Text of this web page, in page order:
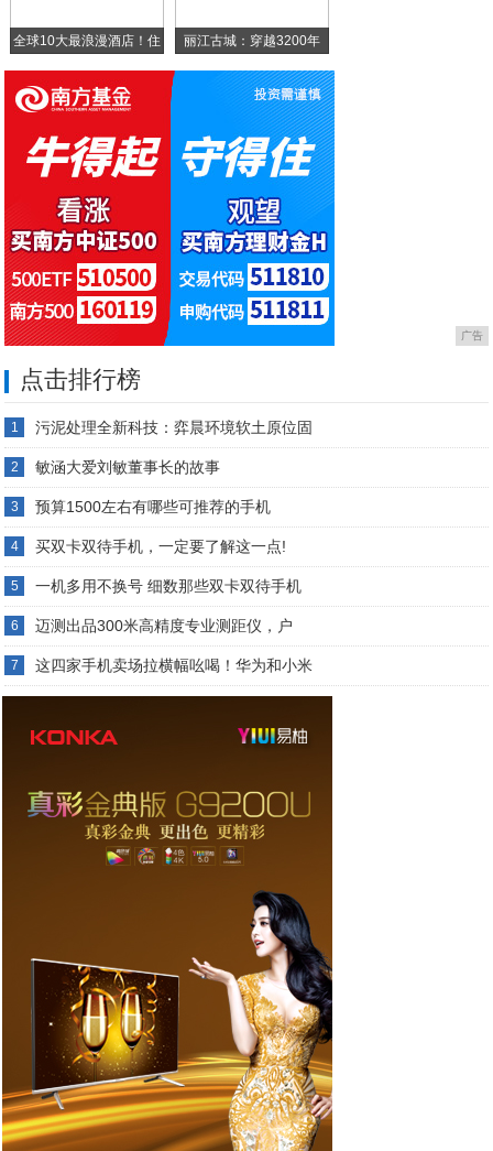
全球10大最浪漫酒店！住 丽江古城：穿越3200年
广告
点击排行榜
1 污泥处理全新科技：弈晨环境软土原位固
2 敏涵大爱刘敏董事长的故事
3 预算1500左右有哪些可推荐的手机
4 买双卡双待手机，一定要了解这一点!
5 一机多用不换号 细数那些双卡双待手机
6 迈测出品300米高精度专业测距仪，户
7 这四家手机卖场拉横幅吆喝！华为和小米